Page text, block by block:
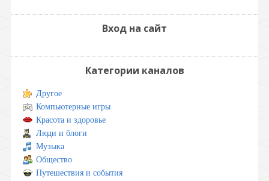
Вход на сайт
Категории каналов
Другое
Компьютерные игры
Красота и здоровье
Люди и блоги
Музыка
Общество
Путешествия и события